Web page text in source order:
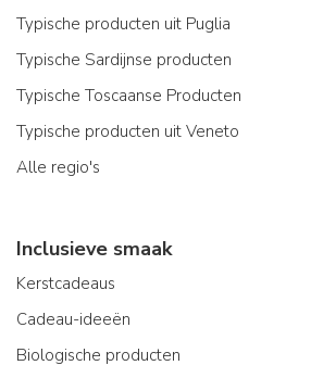
Typische producten uit Puglia
Typische Sardijnse producten
Typische Toscaanse Producten
Typische producten uit Veneto
Alle regio's
Inclusieve smaak
Kerstcadeaus
Cadeau-ideeën
Biologische producten